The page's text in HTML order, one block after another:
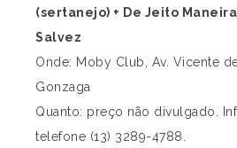
(sertanejo) + De Jeito
Salvez
Onde: Moby Club, Av. Vicente
Gonzaga
Quanto: preço não divulgado.
telefone (13) 3289-4788.